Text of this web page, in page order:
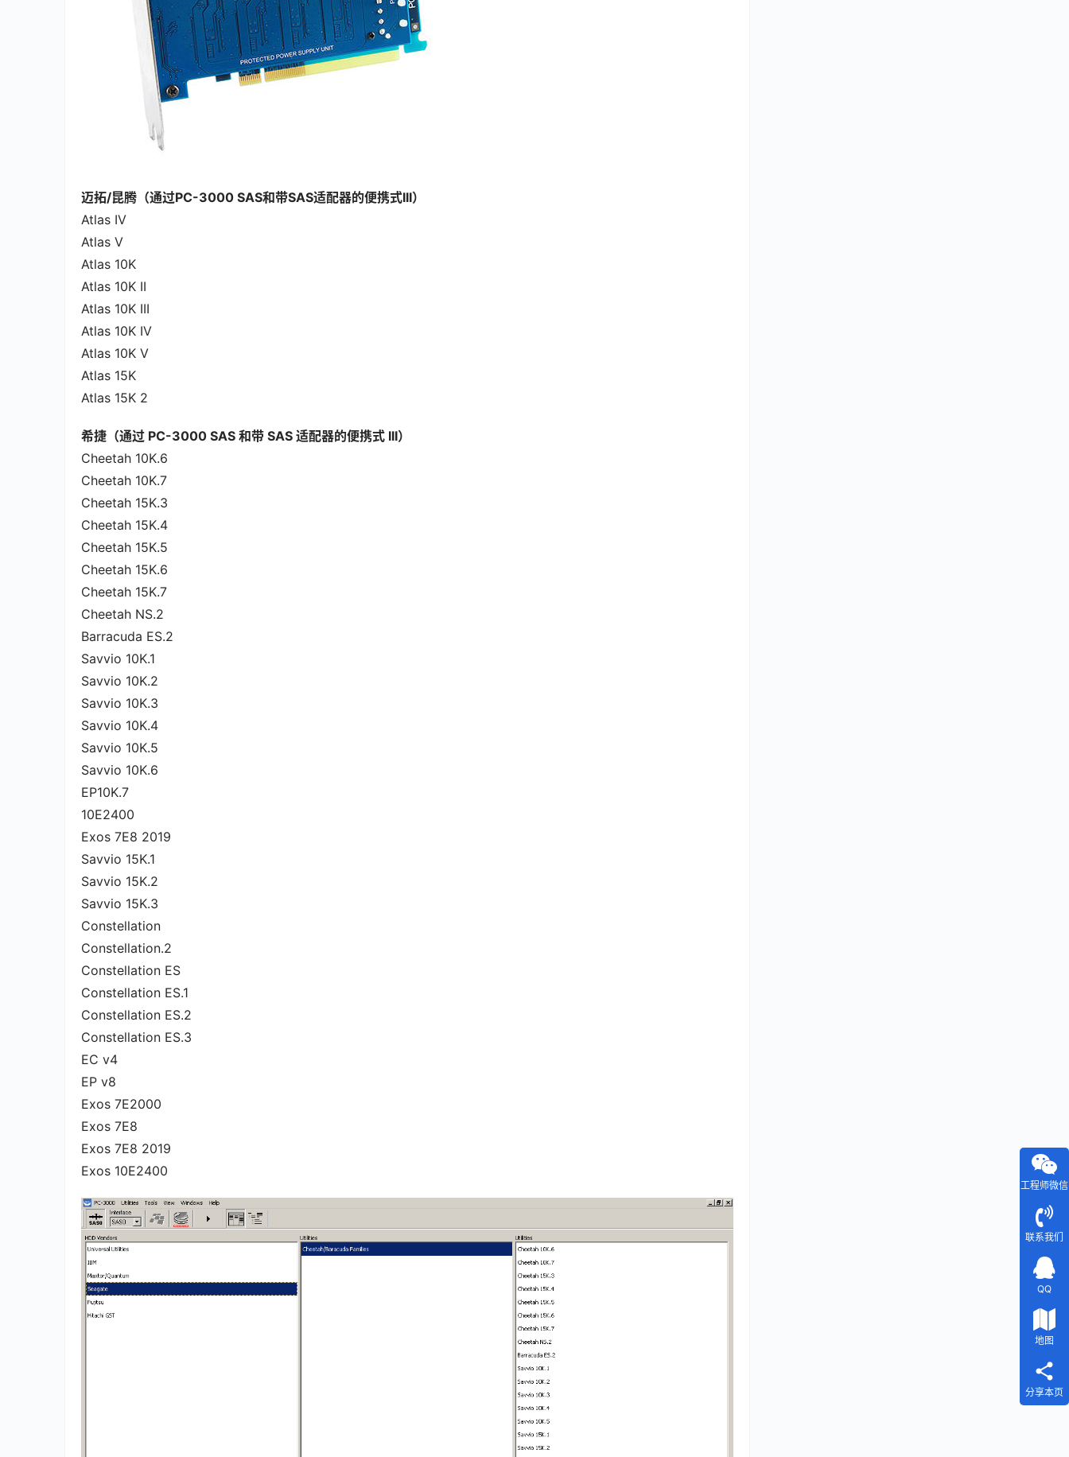
迈拓/昆腾（通过PC-3000 SAS和带SAS适配器的便携式III）
Atlas IV
Atlas V
Atlas 10K
Atlas 10K II
Atlas 10K III
Atlas 10K IV
Atlas 10K V
Atlas 15K
Atlas 15K 2
希捷（通过 PC-3000 SAS 和带 SAS 适配器的便携式 III）
Cheetah 10K.6
Cheetah 10K.7
Cheetah 15K.3
Cheetah 15K.4
Cheetah 15K.5
Cheetah 15K.6
Cheetah 15K.7
Cheetah NS.2
Barracuda ES.2
Savvio 10K.1
Savvio 10K.2
Savvio 10K.3
Savvio 10K.4
Savvio 10K.5
Savvio 10K.6
EP10K.7
10E2400
Exos 7E8 2019
Savvio 15K.1
Savvio 15K.2
Savvio 15K.3
Constellation
Constellation.2
Constellation ES
Constellation ES.1
Constellation ES.2
Constellation ES.3
EC v4
EP v8
Exos 7E2000
Exos 7E8
Exos 7E8 2019
Exos 10E2400
工程师微信
联系我们
QQ
地图
分享本页